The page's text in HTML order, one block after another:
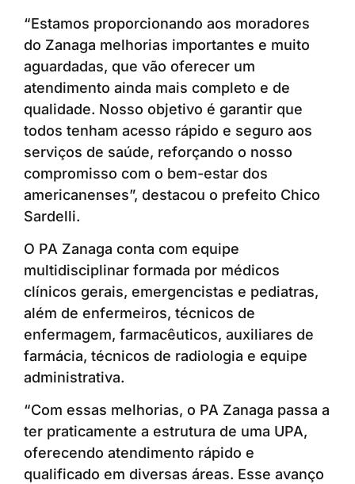
“Estamos proporcionando aos moradores
do Zanaga melhorias importantes e muito
aguardadas, que vão oferecer um
atendimento ainda mais completo e de
qualidade. Nosso objetivo é garantir que
todos tenham acesso rápido e seguro aos
serviços de saúde, reforçando o nosso
compromisso com o bem-estar dos
americanenses”, destacou o prefeito Chico
Sardelli.
O PA Zanaga conta com equipe
multidisciplinar formada por médicos
clínicos gerais, emergencistas e pediatras,
além de enfermeiros, técnicos de
enfermagem, farmacêuticos, auxiliares de
farmácia, técnicos de radiologia e equipe
administrativa.
“Com essas melhorias, o PA Zanaga passa a
ter praticamente a estrutura de uma UPA,
oferecendo atendimento rápido e
qualificado em diversas áreas. Esse avanço